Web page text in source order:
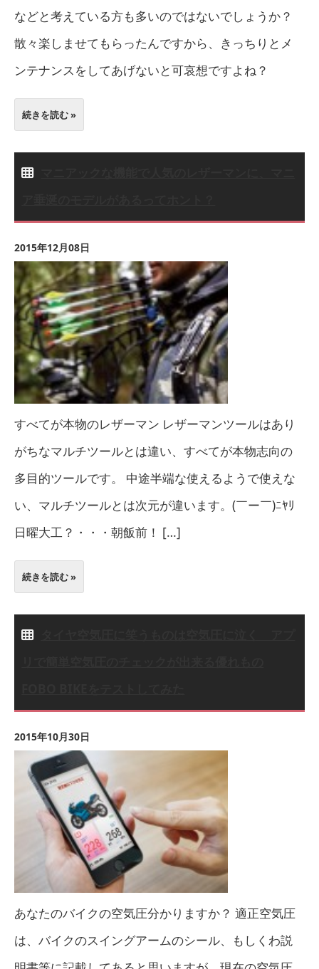
などと考えている方も多いのではないでしょうか？
散々楽しませてもらったんですから、きっちりとメ
ンテナンスをしてあげないと可哀想ですよね？
続きを読む »
2015年12月08日
すべてが本物のレザーマン レザーマンツールはあり
がちなマルチツールとは違い、すべてが本物志向の
多目的ツールです。 中途半端な使えるようで使えな
い、マルチツールとは次元が違います。(￣ー￣)ﾆﾔﾘ
日曜大工？・・・朝飯前！ […]
続きを読む »
2015年10月30日
あなたのバイクの空気圧分かりますか？ 適正空気圧
は、バイクのスイングアームのシール、もしくわ説